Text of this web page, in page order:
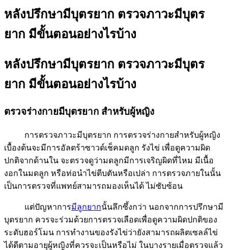
หลังปรึกษามีบุตรยาก ตรวจภาวะมีบุตร
ยาก มีขั้นตอนอย่างไรบ้าง
หลังปรึกษามีบุตรยาก ตรวจภาวะมีบุตร
ยาก มีขั้นตอนอย่างไรบ้าง
ตรวจร่างกายมีบุตรยาก สำหรับผู้หญิง
การตรวจภาวะมีบุตรยาก การตรวจร่างกายสำหรับผู้หญิง
เบื้องต้นจะมีการอัลตร้าซาวด์เช็คมดลูก รังไข่ เพื่อดูความผิด
ปกติจากด้านใน จะตรวจดูว่ามดลูกมีการเจริญผิดที่ไหม มีเนื้อ
งอกในมดลูก หรือท่อนำไข่ตีบตันหรือเปล่า การตรวจภายในนั้น
เป็นการตรวจที่แพทย์สามารถมองเห็นได้ ไม่ซับซ้อน
แต่ปัญหาการมีลูกยากนั้นลึกซึ้งกว่า นอกจากการปรึกษามี
บุตรยาก ควรจะร่วมด้วยการตรวจเลือดเพื่อดูความผิดปกติของ
ระดับฮอร์โมน การทำงานของรังไข่ว่ายังสามารถผลิตเซลล์ไข่
ได้ดีตามอายุผู้หญิงที่ควรจะเป็นหรือไม่ ในบางรายเมื่อตรวจแล้ว